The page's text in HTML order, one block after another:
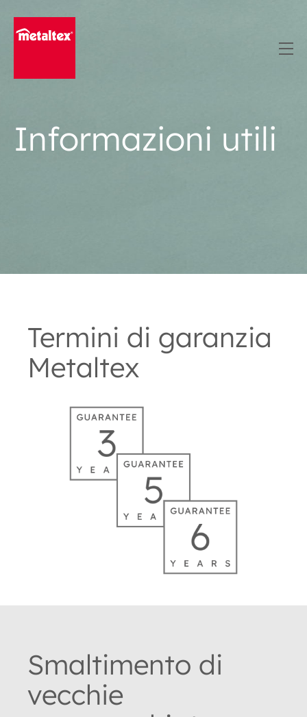
Informazioni utili
Termini di garanzia
Metaltex
Smaltimento di
vecchie